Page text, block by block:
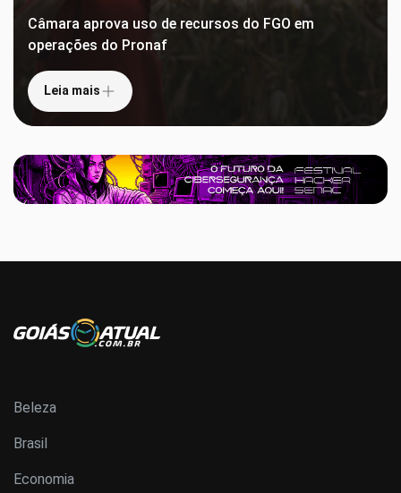
Câmara aprova uso de recursos do FGO em
operações do Pronaf
Leia mais
Beleza
Brasil
Economia